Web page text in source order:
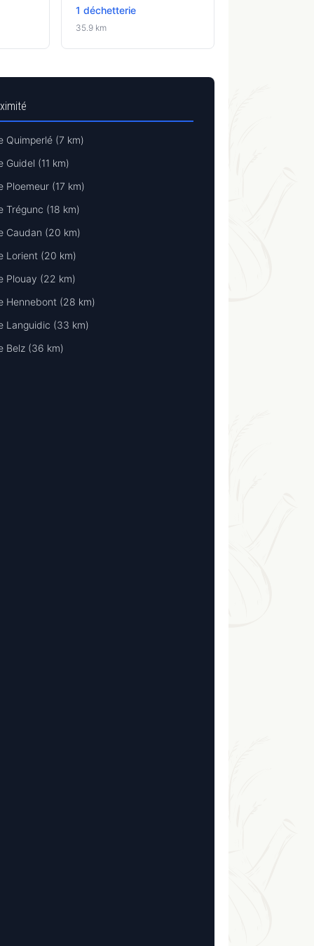
1 déchetterie
35.9 km
Quimperlé (7 km)
Guidel (11 km)
Ploemeur (17 km)
Trégunc (18 km)
Caudan (20 km)
Lorient (20 km)
Plouay (22 km)
Hennebont (28 km)
Languidic (33 km)
Belz (36 km)